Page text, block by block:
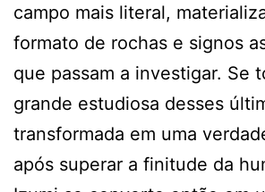
campo mais literal,
formato de rochas e signos
que passam a investigar. Se
grande estudiosa desses
transformada em uma
após superar a finitude da